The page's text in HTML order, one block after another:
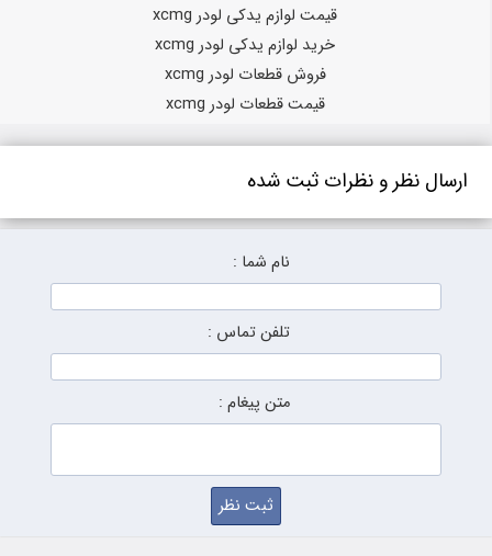
قیمت لوازم یدکی لودر xcmg
خرید لوازم یدکی لودر xcmg
فروش قطعات لودر xcmg
قیمت قطعات لودر xcmg
ارسال نظر و نظرات ثبت شده
نام شما :
تلفن تماس :
متن پیغام :